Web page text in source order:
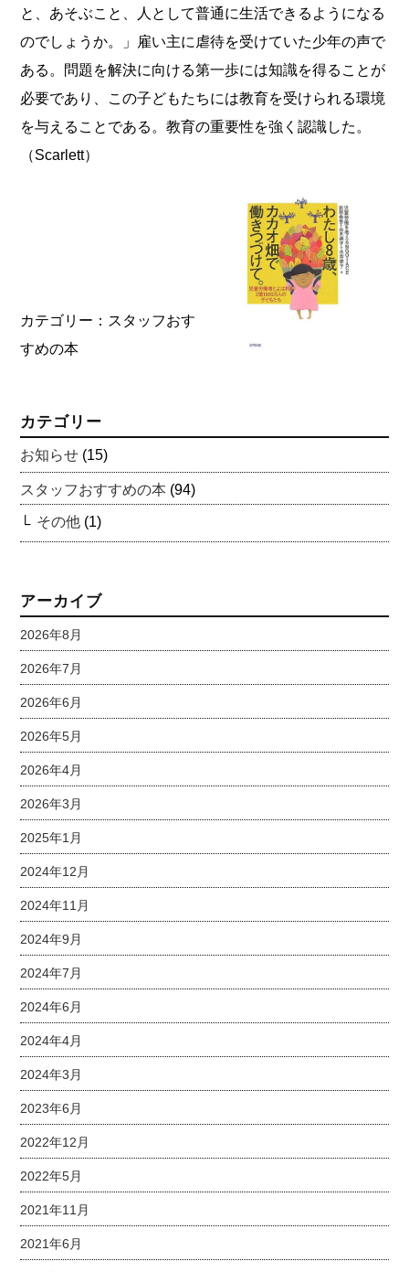
と、あそぶこと、人として普通に生活できるようになる
のでしょうか。」雇い主に虐待を受けていた少年の声で
ある。問題を解決に向ける第一歩には知識を得ることが
必要であり、この子どもたちには教育を受けられる環境
を与えることである。教育の重要性を強く認識した。
（Scarlett）
カテゴリー： スタッフおす
すめの本
カテゴリー
お知らせ (15)
スタッフおすすめの本 (94)
その他 (1)
アーカイブ
2026年8月
2026年7月
2026年6月
2026年5月
2026年4月
2026年3月
2025年1月
2024年12月
2024年11月
2024年9月
2024年7月
2024年6月
2024年4月
2024年3月
2023年6月
2022年12月
2022年5月
2021年11月
2021年6月